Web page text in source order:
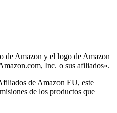
de Amazon y el logo de Amazon
Inc. o sus afiliados».
de Amazon EU, este
de los productos que